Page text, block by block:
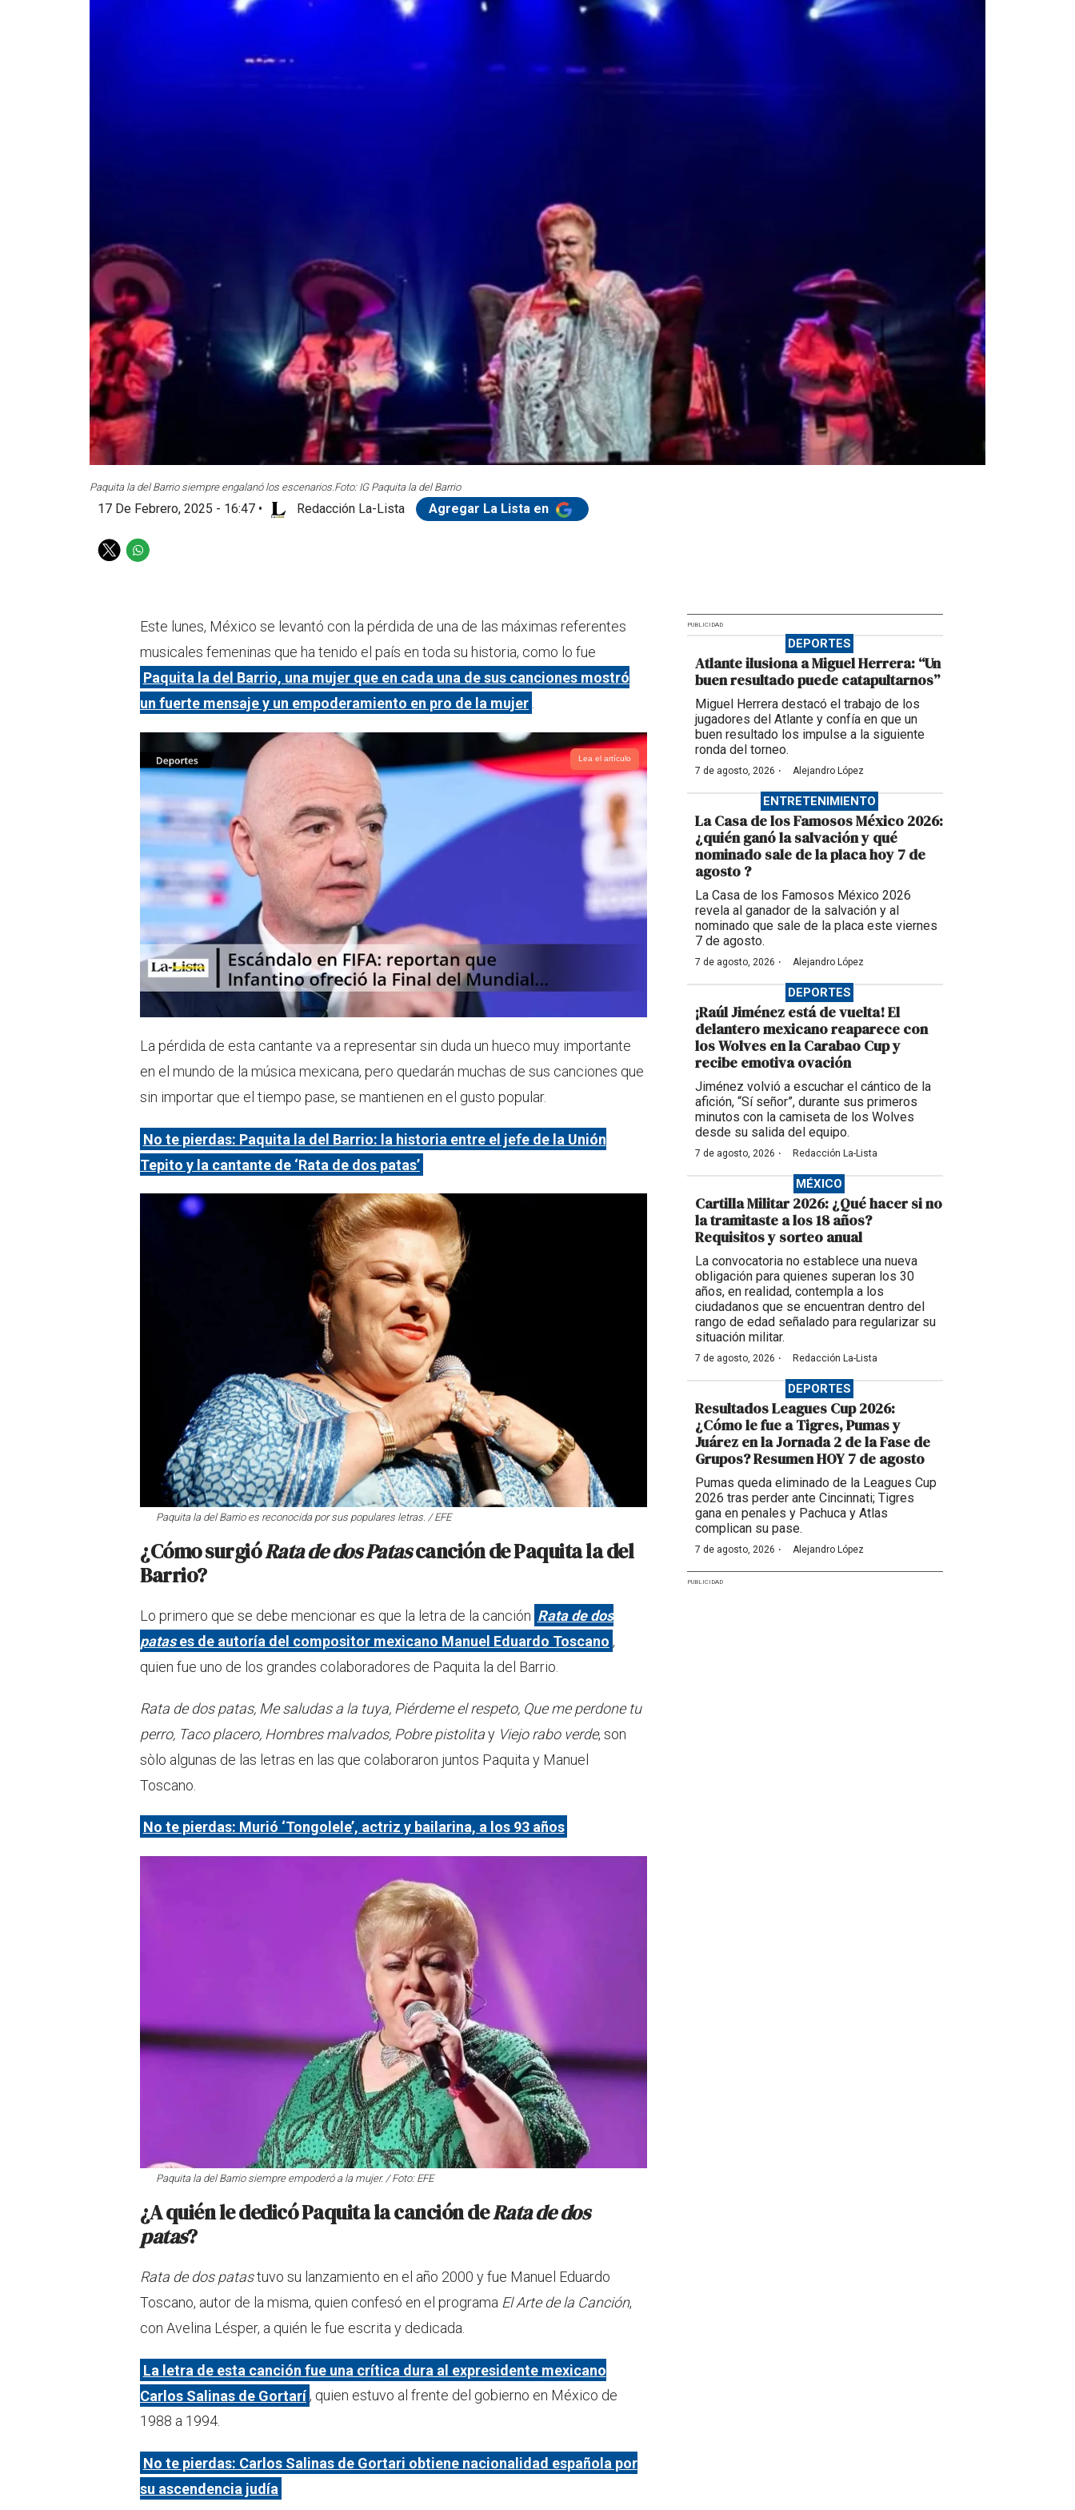
Paquita la del Barrio siempre engalanó los escenarios.Foto: IG Paquita la del Barrio
17 De Febrero, 2025 - 16:47 • Redacción La-Lista Agregar La Lista en
T
W
s
p
p
Este lunes, México se levantó con la pérdida de una de las máximas referentes
musicales femeninas que ha tenido el país en toda su historia, como lo fue
Paquita la del Barrio, una mujer que en cada una de sus canciones mostró
un fuerte mensaje y un empoderamiento en pro de la mujer
Lea el artículo
La pérdida de esta cantante va a representar sin duda un hueco muy importante
en el mundo de la música mexicana, pero quedarán muchas de sus canciones que
sin importar que el tiempo pase, se mantienen en el gusto popular.
No te pierdas: Paquita la del Barrio: la historia entre el jefe de la Unión
Tepito y la cantante de ‘Rata de dos patas’
Paquita la del Barrio es reconocida por sus populares letras. / EFE
¿Cómo surgióRata de dos Patascanción de Paquita la del
Barrio?
Lo primero que se debe mencionar es que la letra de la canción Rata de dos
patases de autoría del compositor mexicano Manuel Eduardo Toscano ,
quien fue uno de los grandes colaboradores de Paquita la del Barrio.
Rata de dos patas, Me saludas a la tuya, Piérdeme el respeto, Que me perdone tu
perro, Taco placero, Hombres malvados, Pobre pistolitay Viejo rabo verde, son
sòlo algunas de las letras en las que colaboraron juntos Paquita y Manuel
Toscano.
No te pierdas: Murió ‘Tongolele’, actriz y bailarina, a los 93 años
Paquita la del Barrio siempre empoderó a la mujer. / Foto: EFE
¿A quién le dedicó Paquita la canción deRata de dos
patas?
Rata de dos patastuvo su lanzamiento en el año 2000 y fue Manuel Eduardo
Toscano, autor de la misma, quien confesó en el programa El Arte de la Canción,
con Avelina Lésper, a quién le fue escrita y dedicada.
La letra de esta canción fue una crítica dura al expresidente mexicano
Carlos Salinas de Gortarí, quien estuvo al frente del gobierno en México de
1988 a 1994.
No te pierdas: Carlos Salinas de Gortari obtiene nacionalidad española por
su ascendencia judía
PUBLICIDAD
DEPORTES
Atlante ilusiona a Miguel Herrera: “Un
buen resultado puede catapultarnos”
Miguel Herrera destacó el trabajo de los
jugadores del Atlante y confía en que un
buen resultado los impulse a la siguiente
ronda del torneo.
7 de agosto, 2026 · Alejandro López
ENTRETENIMIENTO
La Casa de los Famosos México 2026:
¿quién ganó la salvación y qué
nominado sale de la placa hoy 7 de
agosto ?
La Casa de los Famosos México 2026
revela al ganador de la salvación y al
nominado que sale de la placa este viernes
7 de agosto.
7 de agosto, 2026 · Alejandro López
DEPORTES
¡Raúl Jiménez está de vuelta! El
delantero mexicano reaparece con
los Wolves en la Carabao Cup y
recibe emotiva ovación
Jiménez volvió a escuchar el cántico de la
afición, “Sí señor”, durante sus primeros
minutos con la camiseta de los Wolves
desde su salida del equipo.
7 de agosto, 2026 · Redacción La-Lista
MÉXICO
Cartilla Militar 2026: ¿Qué hacer si no
la tramitaste a los 18 años?
Requisitos y sorteo anual
La convocatoria no establece una nueva
obligación para quienes superan los 30
años, en realidad, contempla a los
ciudadanos que se encuentran dentro del
rango de edad señalado para regularizar su
situación militar.
7 de agosto, 2026 · Redacción La-Lista
DEPORTES
Resultados Leagues Cup 2026:
¿Cómo le fue a Tigres, Pumas y
Juárez en la Jornada 2 de la Fase de
Grupos? Resumen HOY 7 de agosto
Pumas queda eliminado de la Leagues Cup
2026 tras perder ante Cincinnati; Tigres
gana en penales y Pachuca y Atlas
complican su pase.
7 de agosto, 2026 · Alejandro López
PUBLICIDAD